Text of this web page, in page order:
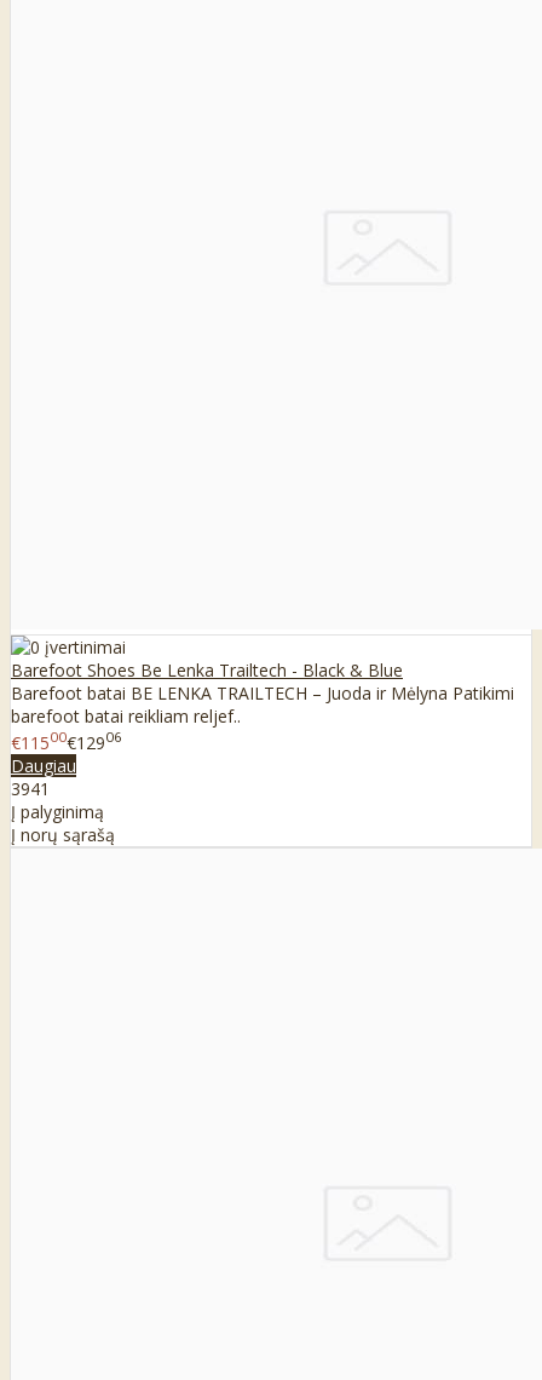
Barefoot Shoes Be Lenka Trailtech - Black & Blue
Barefoot batai BE LENKA TRAILTECH – Juoda ir Mėlyna Patikimi
barefoot batai reikliam reljef..
€11500€12906
Daugiau
3941
Į palyginimą
Į norų sąrašą